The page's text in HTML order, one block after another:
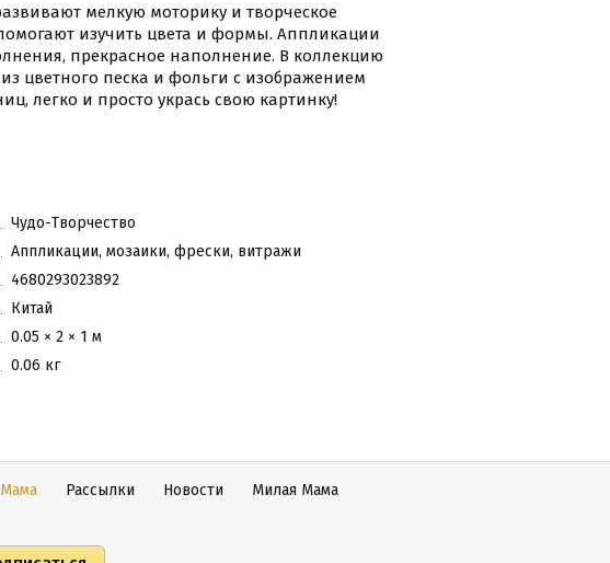
мелкую моторику и творческое
изучить цвета и формы. Аппликации
прекрасное наполнение. В коллекцию
цветного песка и фольги с изображением
легко и просто укрась свою картинку!
Чудо-Творчество
Аппликации, мозаики, фрески, витражи
4680293023892
Китай
0.05 × 2 × 1 м
0.06 кг
Рассылки Новости Милая Мама